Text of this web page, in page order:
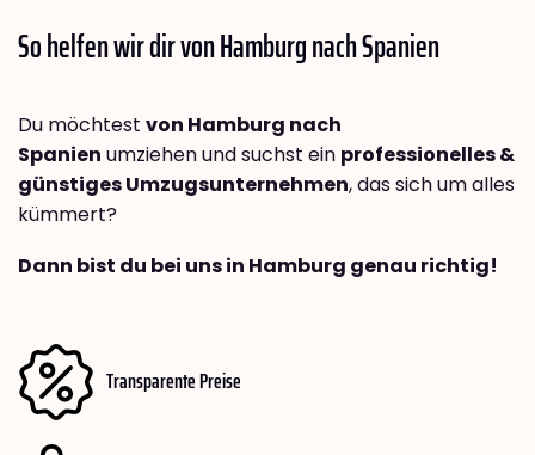
So helfen wir dir von Hamburg nachSpanien
Du möchtest von Hamburg nach
Spanien umziehen und suchst ein professionelles &
günstiges Umzugsunternehmen, das sich um alles
kümmert?
Dann bist du bei uns in Hamburg genau richtig!
Transparente Preise